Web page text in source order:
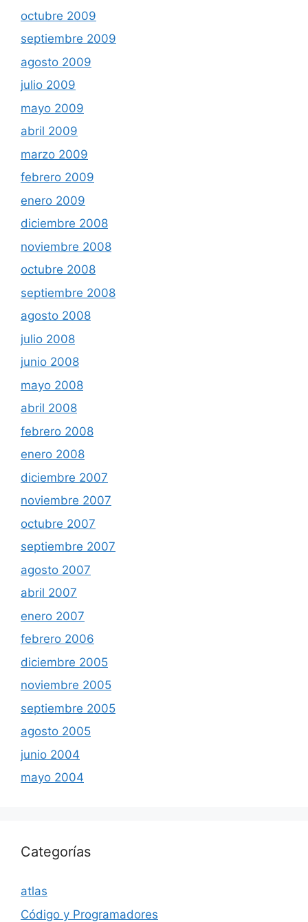
octubre 2009
septiembre 2009
agosto 2009
julio 2009
mayo 2009
abril 2009
marzo 2009
febrero 2009
enero 2009
diciembre 2008
noviembre 2008
octubre 2008
septiembre 2008
agosto 2008
julio 2008
junio 2008
mayo 2008
abril 2008
febrero 2008
enero 2008
diciembre 2007
noviembre 2007
octubre 2007
septiembre 2007
agosto 2007
abril 2007
enero 2007
febrero 2006
diciembre 2005
noviembre 2005
septiembre 2005
agosto 2005
junio 2004
mayo 2004
Categorías
atlas
Código y Programadores